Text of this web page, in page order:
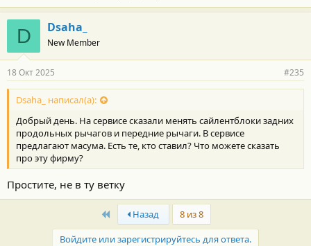
D Dsaha_
New Member
18 Окт 2025 #235
Dsaha_ написал(а):
Добрый день. На сервисе сказали менять сайлентблоки задних
продольных рычагов и передние рычаги. В сервисе
предлагают масума. Есть те, кто ставил? Что можете сказать
про эту фирму?
Простите, не в ту ветку
First Назад
8 из 8
Войдите или зарегистрируйтесь для ответа.